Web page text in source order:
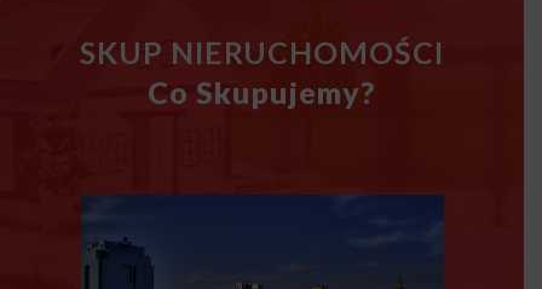
SKUP NIERUCHOMOŚCI
Co Skupujemy?